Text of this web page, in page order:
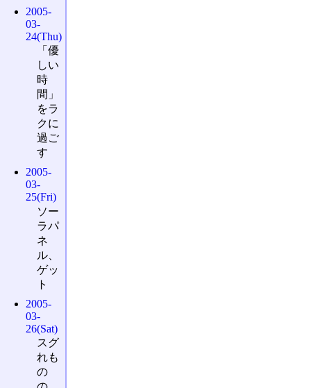
2005-
03-
24(Thu)
「優
しい
時
間」
をラ
クに
過ご
す
2005-
03-
25(Fri)
ソー
ラパ
ネ
ル、
ゲッ
ト
2005-
03-
26(Sat)
スグ
れも
の